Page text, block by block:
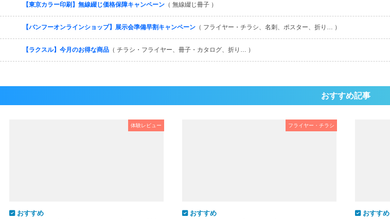
【東京カラー印刷】無線綴じ価格保障キャンペーン （ 無線綴じ冊子 ）
【バンフーオンラインショップ】展示会準備早割キャンペーン （ フライヤー・チラシ、名刺、ポスター、折り… ）
【ラクスル】今月のお得な商品 （ チラシ・フライヤー、冊子・カタログ、折り… ）
おすすめ記事
体験レビュー
おすすめ
フライヤー・チラシ
おすすめ おすすめ